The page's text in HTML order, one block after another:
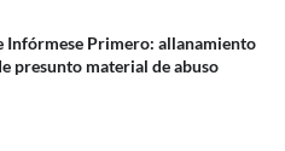
Infórmese Primero: allanamiento
presunto material de abuso